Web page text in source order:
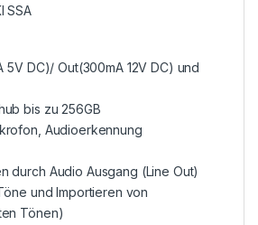
SSA
5V DC)/ Out(300mA 12V DC) und
bis zu 256GB
Audioerkennung
durch Audio Ausgang (Line Out)
und Importieren von
Tönen)